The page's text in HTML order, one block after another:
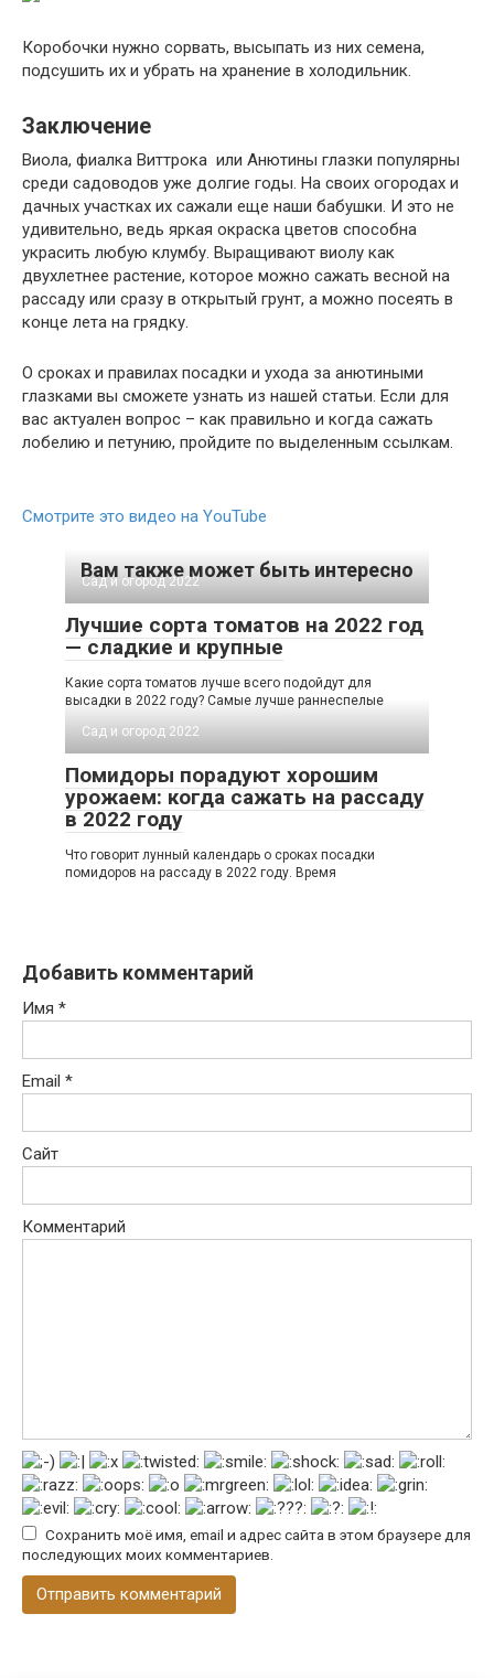
Коробочки нужно сорвать, высыпать из них семена,
подсушить их и убрать на хранение в холодильник.
Заключение
Виола, фиалка Виттрока или Анютины глазки популярны
среди садоводов уже долгие годы. На своих огородах и
дачных участках их сажали еще наши бабушки. И это не
удивительно, ведь яркая окраска цветов способна
украсить любую клумбу. Выращивают виолу как
двухлетнее растение, которое можно сажать весной на
рассаду или сразу в открытый грунт, а можно посеять в
конце лета на грядку.
О сроках и правилах посадки и ухода за анютиными
глазками вы сможете узнать из нашей статьи. Если для
вас актуален вопрос – как правильно и когда сажать
лобелию и петунию, пройдите по выделенным ссылкам.
Смотрите это видео на YouTube
Вам также может быть интересно
Сад и огород 2022
Лучшие сорта томатов на 2022 год
— сладкие и крупные
Какие сорта томатов лучше всего подойдут для
высадки в 2022 году? Самые лучше раннеспелые
Сад и огород 2022
Помидоры порадуют хорошим
урожаем: когда сажать на рассаду
в 2022 году
Что говорит лунный календарь о сроках посадки
помидоров на рассаду в 2022 году. Время
Добавить комментарий
Имя *
Email *
Сайт
Комментарий
Сохранить моё имя, email и адрес сайта в этом браузере для
последующих моих комментариев.